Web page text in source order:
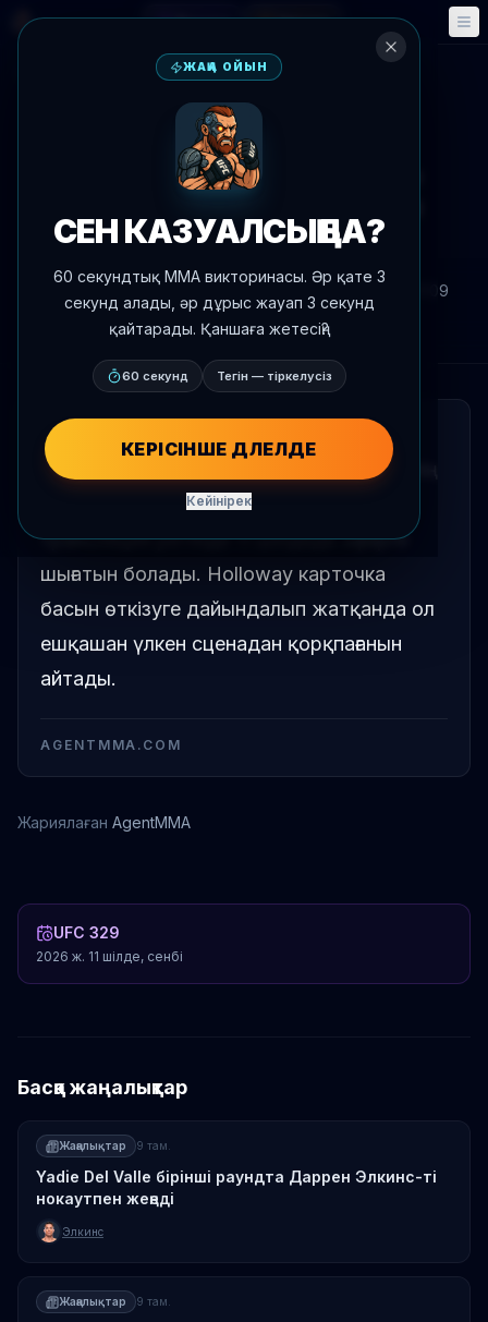
🎮 Фэнтези 📅 Оқиғалар
Жаңалықтарға оралу
Жаңалықтар
Макс Оллоуай ойын жеңуге
басшысы ретінде
Автор: Oscar Nascimento 2026 ж. 7 шілде
, 21:09
AgentMMA.com
Макс Оллоуай UFC 329-ға кіресінде өзінің
нығайтылуын білдірді, ол тікелей
трансляция ретінде 11 шілдеде эфирге
шығатын болады. Holloway карточка
басын өткізуге дайындалып жатқанда ол
ешқашан үлкен сценадан қорқпағанын
айтады.
AGENTMMA.COM
Жариялаған AgentMMA
UFC 329
2026 ж. 11 шілде, сенбі
Басқа жаңалықтар
Жаңалықтар 9 там.
Yadie Del Valle бірінші раундта Даррен Элкинс-ті
нокаутпен жеңеді
Элкинс
Жаңалықтар 9 там.
ЖАҢА ОЙЫН
СЕН КАЗУАЛСЫҢ БА?
60 секундтық MMA викторинасы. Әр қате 3
секунд алады, әр дұрыс жауап 3 секунд
қайтарады. Қаншаға жетесің?
60 секунд Тегін — тіркелусіз
КЕРІСІНШЕ ДӘЛЕЛДЕ
Кейінірек